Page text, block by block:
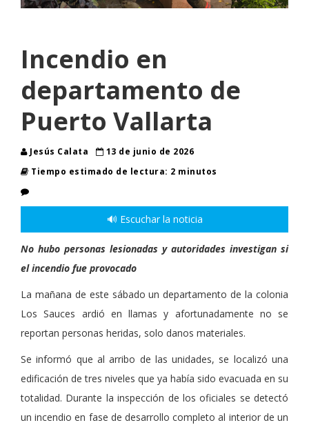
Incendio en
departamento de
Puerto Vallarta
Jesús Calata
13 de junio de 2026
Tiempo estimado de lectura: 2 minutos
🔊 Escuchar la noticia
No hubo personas lesionadas y autoridades investigan si
el incendio fue provocado
La mañana de este sábado un departamento de la colonia
Los Sauces ardió en llamas y afortunadamente no se
reportan personas heridas, solo danos materiales.
Se informó que al arribo de las unidades, se localizó una
edificación de tres niveles que ya había sido evacuada en su
totalidad. Durante la inspección de los oficiales se detectó
un incendio en fase de desarrollo completo al interior de un